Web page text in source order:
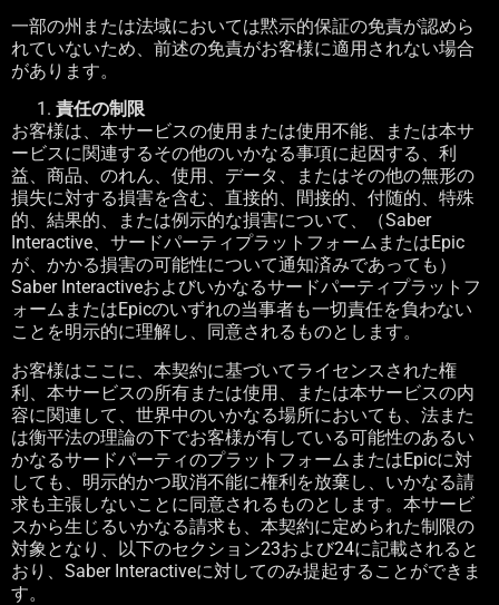
一部の州または法域においては黙示的保証の免責が認めら
れていないため、前述の免責がお客様に適用されない場合
があります。
責任の制限
お客様は、本サービスの使用または使用不能、または本サ
ービスに関連するその他のいかなる事項に起因する、利
益、商品、のれん、使用、データ、またはその他の無形の
損失に対する損害を含む、直接的、間接的、付随的、特殊
的、結果的、または例示的な損害について、（Saber
Interactive、サードパーティプラットフォームまたはEpic
が、かかる損害の可能性について通知済みであっても）
Saber Interactiveおよびいかなるサードパーティプラットフ
ォームまたはEpicのいずれの当事者も一切責任を負わない
ことを明示的に理解し、同意されるものとします。
お客様はここに、本契約に基づいてライセンスされた権
利、本サービスの所有または使用、または本サービスの内
容に関連して、世界中のいかなる場所においても、法また
は衡平法の理論の下でお客様が有している可能性のあるい
かなるサードパーティのプラットフォームまたはEpicに対
しても、明示的かつ取消不能に権利を放棄し、いかなる請
求も主張しないことに同意されるものとします。本サービ
スから生じるいかなる請求も、本契約に定められた制限の
対象となり、以下のセクション23および24に記載されると
おり、 Saber Interactiveに対してのみ提起することができま
す。